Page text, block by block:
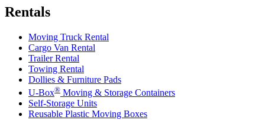
Rentals
Moving Truck Rental
Cargo Van Rental
Trailer Rental
Towing Rental
Dollies & Furniture Pads
U-Box® Moving & Storage Containers
Self-Storage Units
Reusable Plastic Moving Boxes